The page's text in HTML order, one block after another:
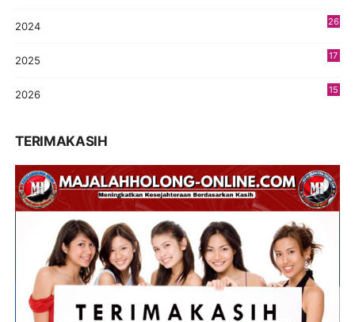
2024
26
2025
17
2026
15
TERIMAKASIH